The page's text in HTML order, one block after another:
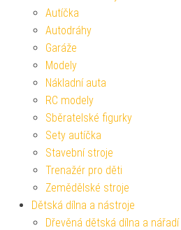
Autíčka
Autodráhy
Garáže
Modely
Nákladní auta
RC modely
Sběratelské figurky
Sety autíčka
Stavební stroje
Trenažér pro děti
Zemědělské stroje
Dětská dílna a nástroje
Dřevěná dětská dílna a nářadí